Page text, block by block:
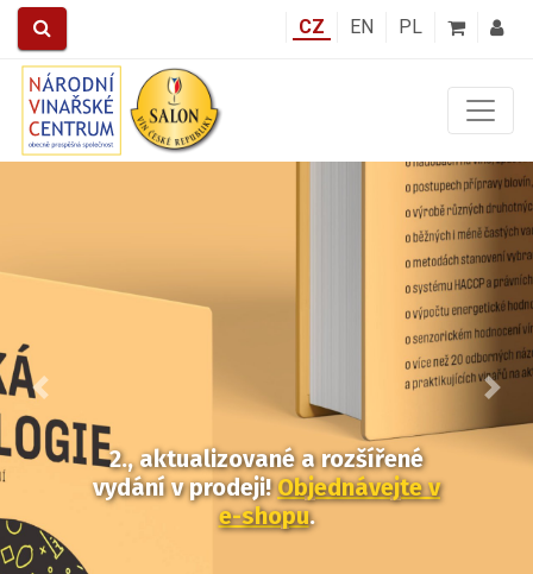
CZ EN PL
2., aktualizované a rozšířené
vydání v prodeji!Objednávejte v
e-shopu.
Předchozí Další